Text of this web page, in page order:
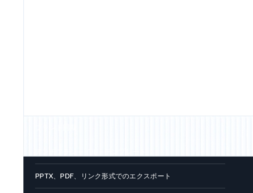
CanvaやGammaでは、プレゼンを作成するたびに手動でブランド設定
が作成するすべてのスライドに自動的に反映されます。
が崩れることはありません。他のツールでは、コンテンツを変更すると
PPTX、PDF、リンク形式でのエクスポート